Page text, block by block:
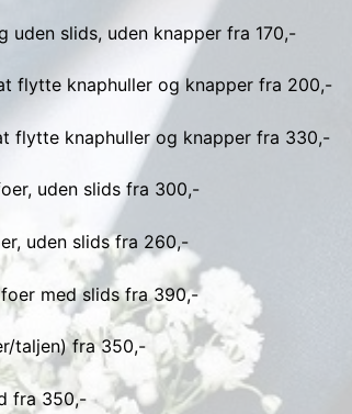
udsalg
priser
priser
priser
priser
priser
priser
og gallakjole
tilbehør
DA
NL
EN
EO
slids, uden knapper fra 170,-
flytte knaphuller og knapper fra 200,-
flytte knaphuller og knapper fra 330,-
uden slids fra 300,-
uden slids fra 260,-
med slids fra 390,-
taljen) fra 350,-
fra 350,-